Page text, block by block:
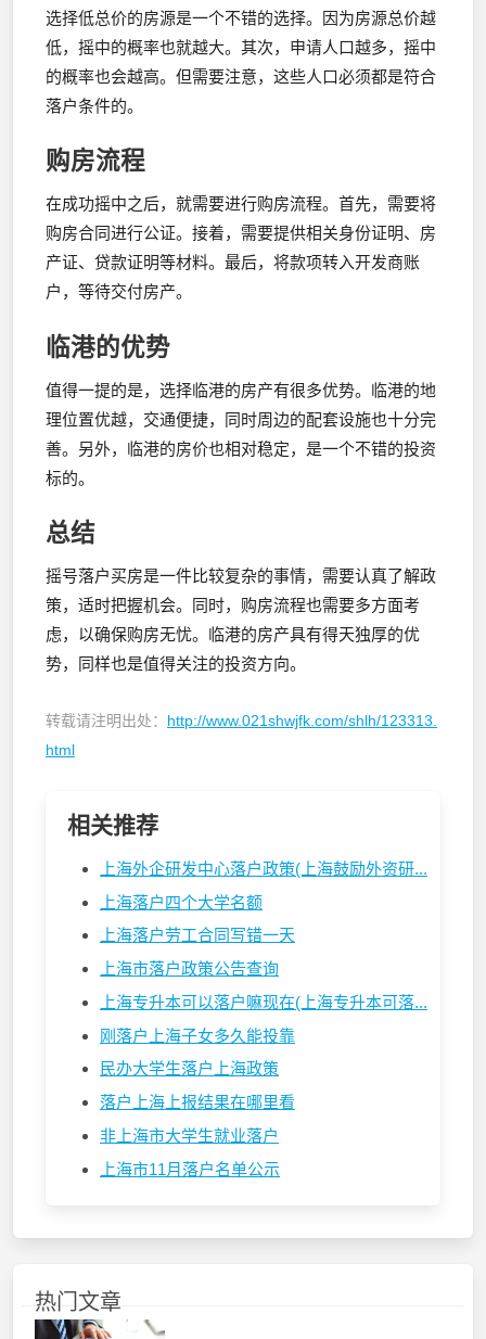
选择低总价的房源是一个不错的选择。因为房源总价越
低，摇中的概率也就越大。其次，申请人口越多，摇中
的概率也会越高。但需要注意，这些人口必须都是符合
落户条件的。
购房流程
在成功摇中之后，就需要进行购房流程。首先，需要将
购房合同进行公证。接着，需要提供相关身份证明、房
产证、贷款证明等材料。最后，将款项转入开发商账
户，等待交付房产。
临港的优势
值得一提的是，选择临港的房产有很多优势。临港的地
理位置优越，交通便捷，同时周边的配套设施也十分完
善。另外，临港的房价也相对稳定，是一个不错的投资
标的。
总结
摇号落户买房是一件比较复杂的事情，需要认真了解政
策，适时把握机会。同时，购房流程也需要多方面考
虑，以确保购房无忧。临港的房产具有得天独厚的优
势，同样也是值得关注的投资方向。
转载请注明出处： http://www.021shwjfk.com/shlh/123313.
html
相关推荐
上海外企研发中心落户政策(上海鼓励外资研...
上海落户四个大学名额
上海落户劳工合同写错一天
上海市落户政策公告查询
上海专升本可以落户嘛现在(上海专升本可落...
刚落户上海子女多久能投靠
民办大学生落户上海政策
落户上海上报结果在哪里看
非上海市大学生就业落户
上海市11月落户名单公示
热门文章